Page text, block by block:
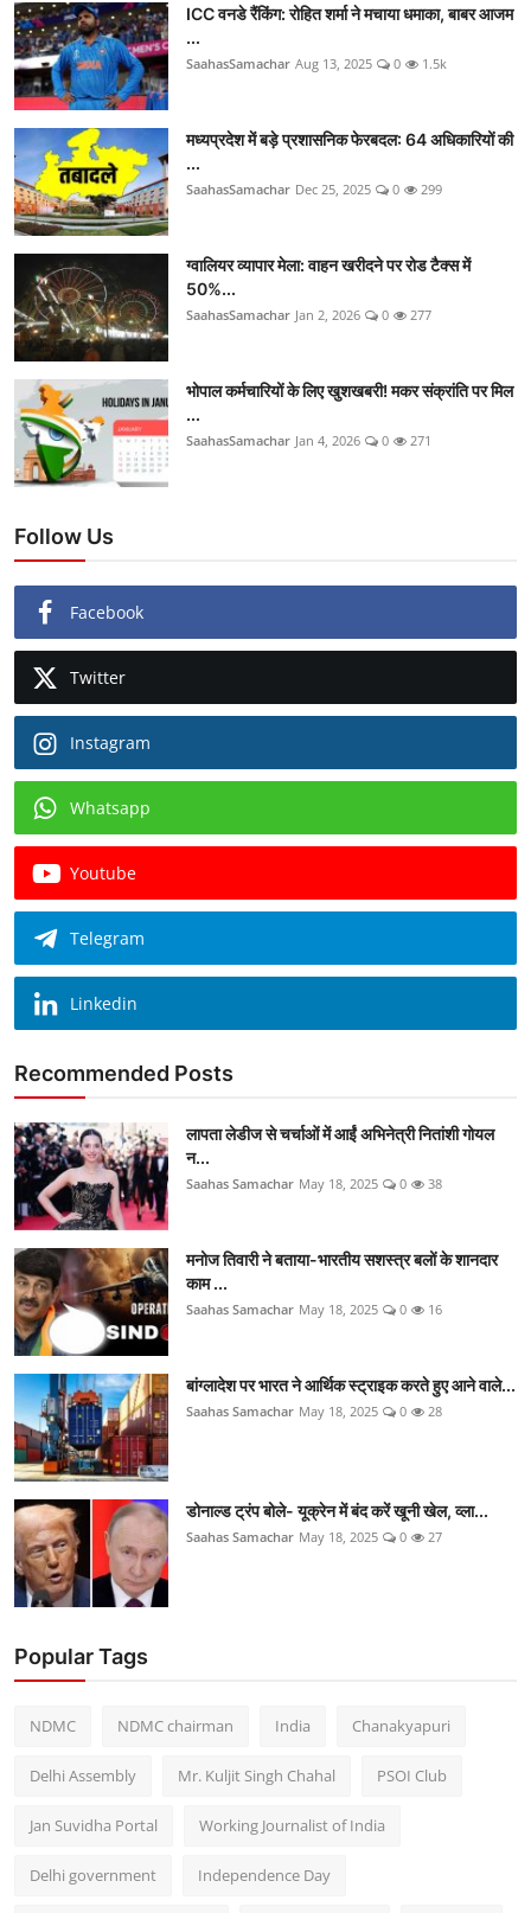
ICC वनडे रैंकिंग: रोहित शर्मा ने मचाया धमाका, बाबर आजम
...
SaahasSamachar Aug 13, 2025 0 1.5k
मध्यप्रदेश में बड़े प्रशासनिक फेरबदल: 64 अधिकारियों की
...
SaahasSamachar Dec 25, 2025 0 299
ग्वालियर व्यापार मेला: वाहन खरीदने पर रोड टैक्स में
50%...
SaahasSamachar Jan 2, 2026 0 277
भोपाल कर्मचारियों के लिए खुशखबरी! मकर संक्रांति पर मिल
...
SaahasSamachar Jan 4, 2026 0 271
Follow Us
Facebook
Twitter
Instagram
Whatsapp
Youtube
Telegram
Linkedin
Recommended Posts
लापता लेडीज से चर्चाओं में आईं अभिनेत्री नितांशी गोयल
न...
Saahas Samachar May 18, 2025 0 38
मनोज तिवारी ने बताया-भारतीय सशस्त्र बलों के शानदार
काम ...
Saahas Samachar May 18, 2025 0 16
बांग्लादेश पर भारत ने आर्थिक स्ट्राइक करते हुए आने वाले...
Saahas Samachar May 18, 2025 0 28
डोनाल्ड ट्रंप बोले- यूक्रेन में बंद करें खूनी खेल, व्ला...
Saahas Samachar May 18, 2025 0 27
Popular Tags
NDMC NDMC chairman India Chanakyapuri
Delhi Assembly Mr. Kuljit Singh Chahal PSOI Club
Jan Suvidha Portal Working Journalist of India
Delhi government Independence Day